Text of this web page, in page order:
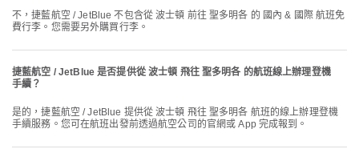
不，捷藍航空 / JetBlue 不包含從 波士頓 前往 聖多明各 的 國內 & 國際 航班免
費行李。您需要另外購買行李。
捷藍航空 / JetBlue 是否提供從 波士頓 飛往 聖多明各 的航班線上辦理登機
手續？
是的，捷藍航空 / JetBlue 提供從 波士頓 飛往 聖多明各 航班的線上辦理登機
手續服務。您可在航班出發前透過航空公司的官網或 App 完成報到。